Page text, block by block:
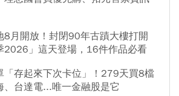
8月開放！封閉90年古蹟大樓打開
」這天登場，16件作品必看
「存起來下次卡位」！279天買8檔
、台達電...唯一金融股是它